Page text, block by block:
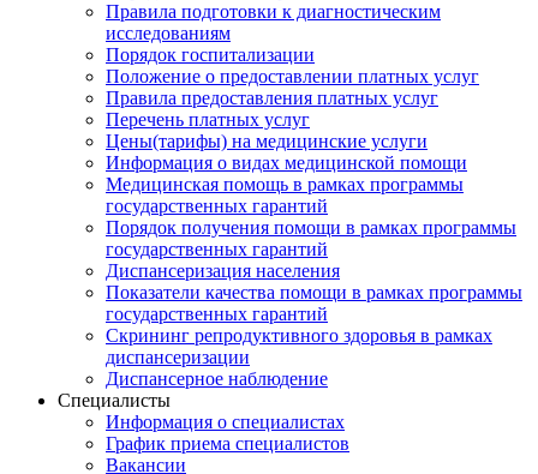
Правила подготовки к диагностическим
исследованиям
Порядок госпитализации
Положение о предоставлении платных услуг
Правила предоставления платных услуг
Перечень платных услуг
Цены(тарифы) на медицинские услуги
Информация о видах медицинской помощи
Медицинская помощь в рамках программы
государственных гарантий
Порядок получения помощи в рамках программы
государственных гарантий
Диспансеризация населения
Показатели качества помощи в рамках программы
государственных гарантий
Скрининг репродуктивного здоровья в рамках
диспансеризации
Диспансерное наблюдение
Специалисты
Информация о специалистах
График приема специалистов
Вакансии